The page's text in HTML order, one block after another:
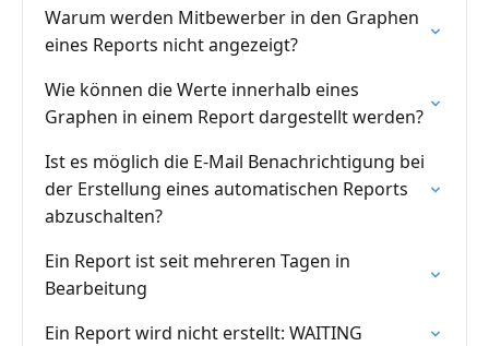
Warum werden Mitbewerber in den Graphen
eines Reports nicht angezeigt?
Wie können die Werte innerhalb eines
Graphen in einem Report dargestellt werden?
Ist es möglich die E-Mail Benachrichtigung bei
der Erstellung eines automatischen Reports
abzuschalten?
Ein Report ist seit mehreren Tagen in
Bearbeitung
Ein Report wird nicht erstellt: WAITING